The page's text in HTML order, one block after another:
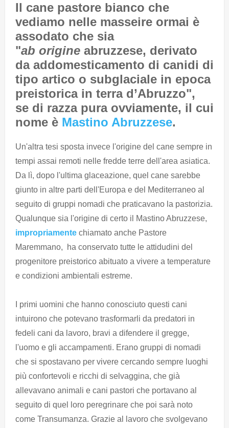
Il cane pastore bianco che
vediamo nelle masseire ormai è
assodato che sia
"ab origine abruzzese, derivato
da addomesticamento di canidi di
tipo artico o subglaciale in epoca
preistorica in terra d’Abruzzo",
se di razza pura ovviamente, il cui
nome è Mastino Abruzzese.
Un'altra tesi sposta invece l'origine del cane sempre in
tempi assai remoti nelle fredde terre dell'area asiatica.
Da lì, dopo l'ultima glaceazione, quel cane sarebbe
giunto in altre parti dell'Europa e del Mediterraneo al
seguito di gruppi nomadi che praticavano la pastorizia.
Qualunque sia l'origine di certo il Mastino Abruzzese,
impropriamente chiamato anche Pastore
Maremmano, ha conservato tutte le attidudini del
progenitore preistorico abituato a vivere a temperature
e condizioni ambientali estreme.
I primi uomini che hanno conosciuto questi cani
intuirono che potevano trasformarli da predatori in
fedeli cani da lavoro, bravi a difendere il gregge,
l'uomo e gli accampamenti. Erano gruppi di nomadi
che si spostavano per vivere cercando sempre luoghi
più confortevoli e ricchi di selvaggina, che già
allevavano animali e cani pastori che portavano al
seguito di quel loro peregrinare che poi sarà noto
come Transumanza. Grazie al lavoro che svolgevano